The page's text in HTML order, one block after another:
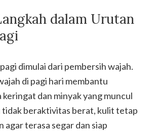
dalam Urutan
dimulai dari pembersih wajah.
di pagi hari membantu
keringat dan minyak yang muncul
tidak beraktivitas berat, kulit tetap
agar terasa segar dan siap